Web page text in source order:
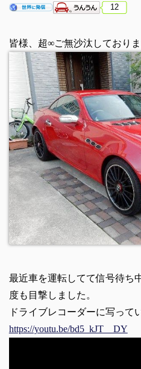
12
皆様、超∞ご無沙汰しておりま
最近車を運転してて信号待ち
度も目撃しました。
ドライブレコーダーに写って
https://youtu.be/bd5_kJT__DY